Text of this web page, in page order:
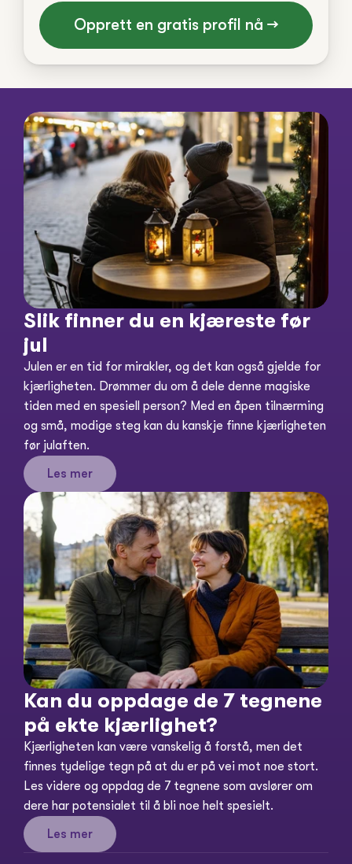
Opprett en gratis profil nå →
Slik finner du en kjæreste før
jul
Julen er en tid for mirakler, og det kan også gjelde for
kjærligheten. Drømmer du om å dele denne magiske
tiden med en spesiell person? Med en åpen tilnærming
og små, modige steg kan du kanskje finne kjærligheten
Les mer
Kan du oppdage de 7 tegnene
på ekte kjærlighet?
Kjærligheten kan være vanskelig å forstå, men det
finnes tydelige tegn på at du er på vei mot noe stort.
Les videre og oppdag de 7 tegnene som avslører om
dere har potensialet til å bli noe helt spesielt.
Les mer